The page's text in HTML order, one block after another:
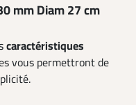
mm Diam 27 cm
caractéristiques
vous permettront de